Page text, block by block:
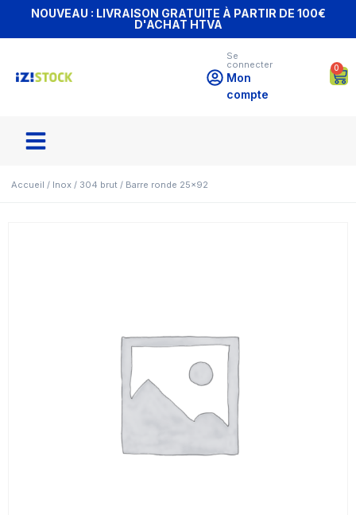
NOUVEAU : LIVRAISON GRATUITE À PARTIR DE 100€
D'ACHAT HTVA
Se
connecter
Mon
compte
0
Accueil / Inox / 304 brut / Barre ronde 25×92